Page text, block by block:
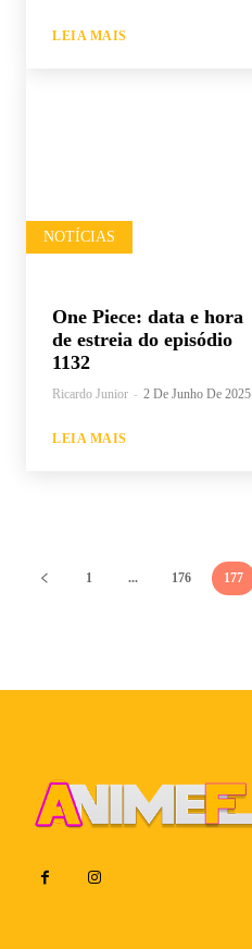
LEIA MAIS
NOTÍCIAS
One Piece: data e hora
de estreia do episódio
1132
Ricardo Junior - 2 De Junho De 2025
LEIA MAIS
1 ... 176 177